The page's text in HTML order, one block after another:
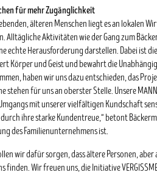
für mehr Zugänglichkeit
älteren Menschen liegt es an lokalen
Alltägliche Aktivitäten wie der Gang zum
echte Herausforderung darstellen. Dabei ist die
Körper und Geist und bewahrt die
haben wir uns dazu entschieden, das
stehen für uns an oberster Stelle. Unsere
mit unserer vielfältigen Kundschaft
ihre starke Kundentreue,“ betont
des Familienunternehmens ist.
wir dafür sorgen, dass ältere Personen, aber
finden. Wir freuen uns, die Initiative